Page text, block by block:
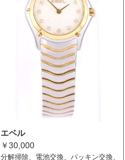
エベル
￥30,000
分解掃除、電池交換、パッキン交換、